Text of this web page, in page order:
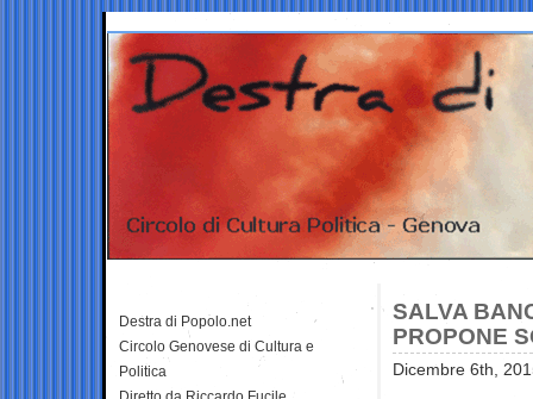
SALVA
PROPONE
Dicembre 6th,
Destra di Popolo.net
Circolo Genovese di Cultura e
Politica